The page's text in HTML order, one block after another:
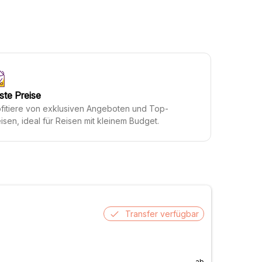
Preise
von exklusiven Angeboten und Top-
ideal für Reisen mit kleinem Budget.
Transfer verfügbar